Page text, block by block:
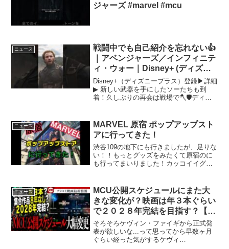
ジャーズ #marvel #mcu
ニュース
戦闘中でも自己紹介を忘れない👍
｜アベンジャーズ／インフィニテ
ィ・ウォー｜Disney+ (ディズニ
ープラス) #Shorts
Disney+（ディズニープラス）登録▶︎詳細
▶︎ 新しい武器を手にしたソーたちも到
着！久しぶりの再会は戦場で🪓🛡️ディズ
公式 Instagra...
ニュース
MARVEL 原宿 ポップアップスト
アに行ってきた！
渋谷109の地下にも行きましたが、足りな
い！！もっとグッズをみたくて原宿のに
も行ってまいりました！カッコイイグッ
ニュース
MCU公開スケジュールにまた大
きな変化が？映画は年３本ぐらい
で２０２８年完結を目指す？【ア
ベンジャーズ/アメコミ/マーベル/
アイアンマン/スパイダーマン】
そろそろケヴィン・ファイギから正式発
表が欲しいな...って思ってから早数ヶ月
ぐらい経った気がするケヴィ